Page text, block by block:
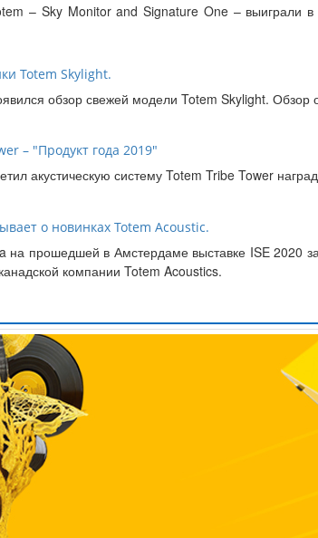
– Sky Monitor and Signature One – выиграли
Totem Skylight.
обзор свежей модели Totem Skylight.
– "Продукт года 2019"
акустическую систему Totem Tribe Tower
о новинках Totem Acoustic.
на прошедшей в Амстердаме выставке ISE 2020
компании Totem Acoustics.